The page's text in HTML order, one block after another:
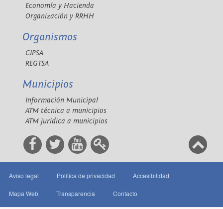
Economía y Hacienda
Organización y RRHH
Organismos
CIPSA
REGTSA
Municipios
Información Municipal
ATM técnica a municipios
ATM jurídica a municipios
Aviso legal Política de privacidad Accesibilidad
Mapa Web Transparencia Contacto